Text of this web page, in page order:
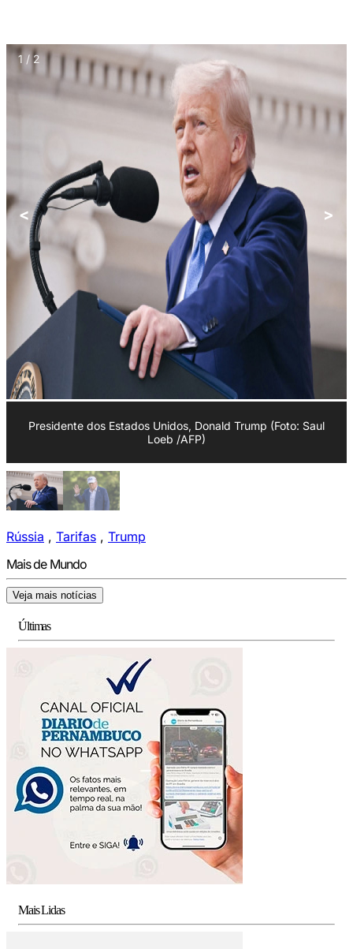
1 / 2
< >
Presidente dos Estados Unidos, Donald Trump (Foto: Saul
Loeb /AFP)
Rússia , Tarifas , Trump
Mais de Mundo
Veja mais notícias
Últimas
Mais Lidas